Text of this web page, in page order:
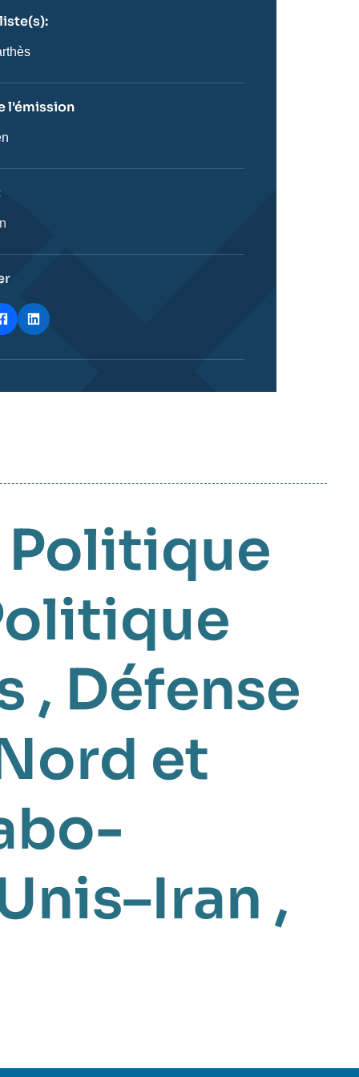
l'émission
Politique
, Défense
et
,